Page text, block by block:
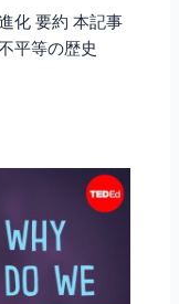
化 要約 本記事
平等の歴史